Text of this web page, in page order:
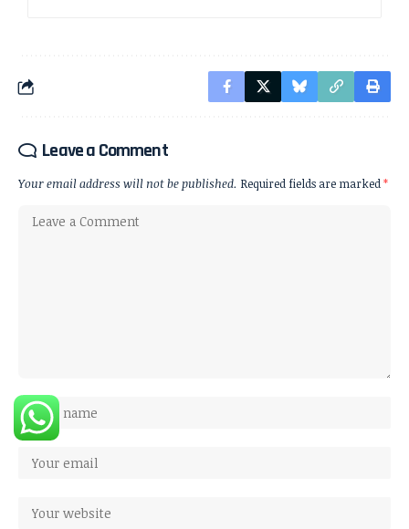
Leave a Comment
Your email address will not be published. Required fields are marked*